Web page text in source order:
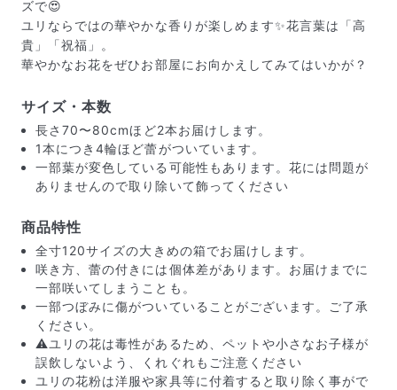
きゅっとまとめられて一見窮屈そうに見えますが、輸送
中の衝撃による折れや擦れを軽減する効果があります。
ズで😍
ユリならではの華やかな香りが楽しめます✨花言葉は「高
貴」「祝福」。
華やかなお花をぜひお部屋にお向かえしてみてはいかが？
サイズ・本数
長さ70〜80cmほど2本お届けします。
1本につき4輪ほど蕾がついています。
一部葉が変色している可能性もあります。花には問題が
ありませんので取り除いて飾ってください
商品特性
全寸120サイズの大きめの箱でお届けします。
咲き方、蕾の付きには個体差があります。お届けまでに
一部咲いてしまうことも。
一部つぼみに傷がついていることがございます。ご了承
ください。
⚠️ユリの花は毒性があるため、ペットや小さなお子様が
誤飲しないよう、くれぐれもご注意ください
ユリの花粉は洋服や家具等に付着すると取り除く事がで